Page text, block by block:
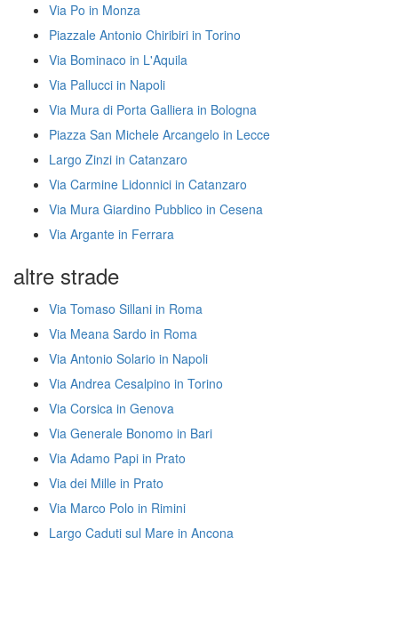
Via Po in Monza
Piazzale Antonio Chiribiri in Torino
Via Bominaco in L'Aquila
Via Pallucci in Napoli
Via Mura di Porta Galliera in Bologna
Piazza San Michele Arcangelo in Lecce
Largo Zinzi in Catanzaro
Via Carmine Lidonnici in Catanzaro
Via Mura Giardino Pubblico in Cesena
Via Argante in Ferrara
altre strade
Via Tomaso Sillani in Roma
Via Meana Sardo in Roma
Via Antonio Solario in Napoli
Via Andrea Cesalpino in Torino
Via Corsica in Genova
Via Generale Bonomo in Bari
Via Adamo Papi in Prato
Via dei Mille in Prato
Via Marco Polo in Rimini
Largo Caduti sul Mare in Ancona